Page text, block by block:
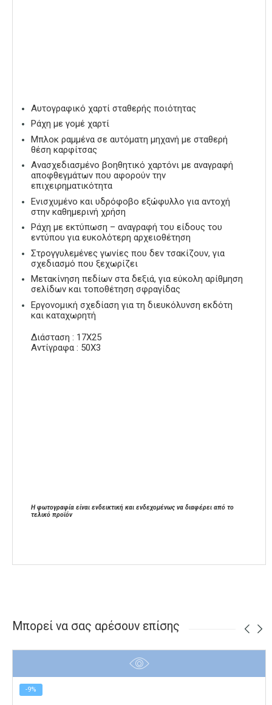
Αυτογραφικό χαρτί σταθερής ποιότητας
Ράχη με γομέ χαρτί
Μπλοκ ραμμένα σε αυτόματη μηχανή με σταθερή
θέση καρφίτσας
Ανασχεδιασμένο βοηθητικό χαρτόνι με αναγραφή
αποφθεγμάτων που αφορούν την
επιχειρηματικότητα
Ενισχυμένο και υδρόφοβο εξώφυλλο για αντοχή
στην καθημερινή χρήση
Ράχη με εκτύπωση – αναγραφή του είδους του
εντύπου για ευκολότερη αρχειοθέτηση
Στρογγυλεμένες γωνίες που δεν τσακίζουν, για
σχεδιασμό που ξεχωρίζει
Μετακίνηση πεδίων στα δεξιά, για εύκολη αρίθμηση
σελίδων και τοποθέτηση σφραγίδας
Εργονομική σχεδίαση για τη διευκόλυνση εκδότη
και καταχωρητή
Διάσταση : 17Χ25
Αντίγραφα : 50Χ3
Η φωτογραφία είναι ενδεικτική και ενδεχομένως να διαφέρει από το
τελικό προϊόν
Μπορεί να σας αρέσουν επίσης
-9%